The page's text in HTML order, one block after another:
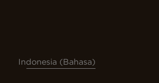
Indonesia (Bahasa)